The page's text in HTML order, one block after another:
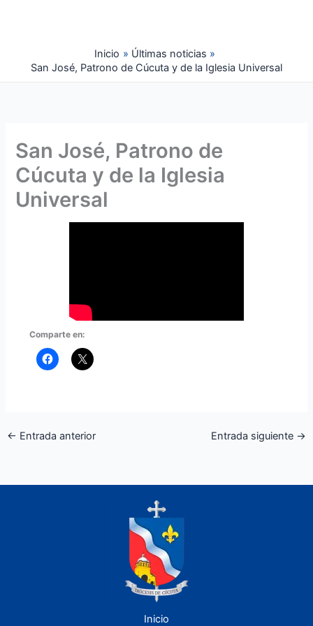
Inicio
Últimas noticias
San José, Patrono de Cúcuta y de la Iglesia Universal
San José, Patrono de
Cúcuta y de la Iglesia
Universal
Comparte en:
← Entrada anterior Entrada siguiente →
Inicio